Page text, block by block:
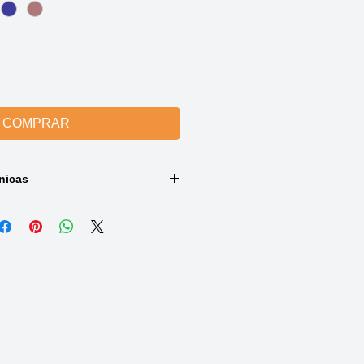
COMPRAR
5% Elastano